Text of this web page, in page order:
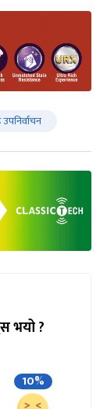
भयो ?
10%